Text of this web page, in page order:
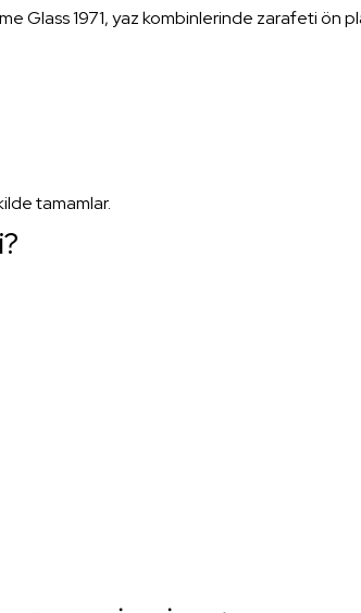
1971, yaz kombinlerinde zarafeti ön
tamamlar.